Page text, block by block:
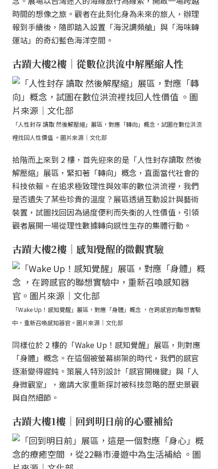
時間的想像之旅。觀者在此刻化身為未來的旅人，辦理
報到手續後，隨即踏入設置「海況調頻艙」與「海味轉
運站」的奇幻藍色海洋空間。
古蹟大樓2樓｜從數位洪流中解壓縮人性
「人性封存 讀取 然後解壓縮」展區，對應「轉向」概念，試圖在數位洪流
裡找回人性價值 。圖片來源｜文化部
拾階而上來到 2 樓，首先迎來的是「人性封存讀取 然後
解壓縮」展區，緊扣著「轉向」概念，直面當代社會的
科技依賴。在追求極致理性與效率的數位洪流裡，我們
是否遺失了某些珍貴的溫度？展區透過互動設計與藝術
裝置，試圖找回因為過度便利而失衡的人性價值，引領
觀者展開一場從理性數據轉向感性生存的集體行動。
古蹟大樓2樓｜感知覺醒的微觀實驗
「Wake Up！感知覺醒」展區，對應「身體」概念 ，在跨感官的聯想實驗
中，重新召喚感知器官。圖片來源｜文化部
同樣位於 2 樓的「Wake Up！感知覺醒」展區，則對應
「身體」概念。在這個被螢幕綁架的時代，我們的感官
逐漸變得遲鈍。策展人特別設計「感官開機鍵」與「人
身微觀室」，邀請大家重新探討被科技忽略的歷史景觀
與自然細節。
古蹟大樓1樓｜回到明日前的心靈補給